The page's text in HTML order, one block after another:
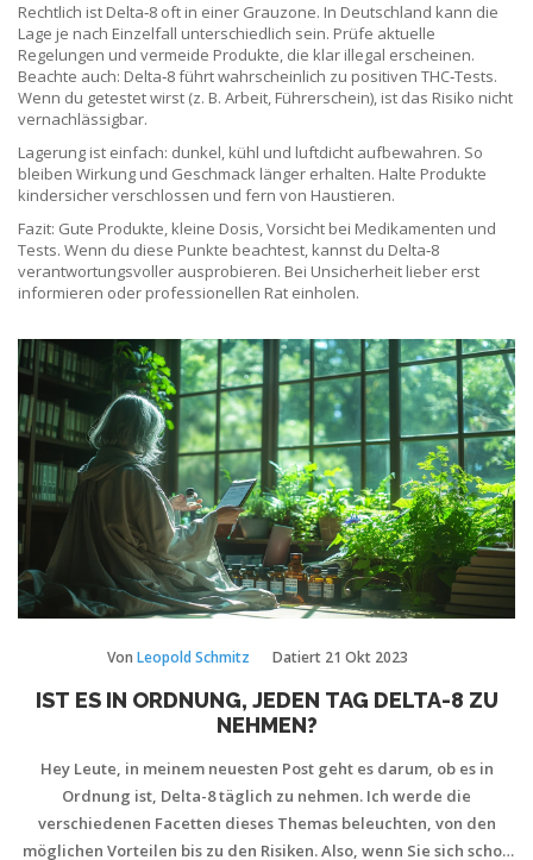
Rechtlich ist Delta‑8 oft in einer Grauzone. In Deutschland kann die
Lage je nach Einzelfall unterschiedlich sein. Prüfe aktuelle
Regelungen und vermeide Produkte, die klar illegal erscheinen.
Beachte auch: Delta‑8 führt wahrscheinlich zu positiven THC‑Tests.
Wenn du getestet wirst (z. B. Arbeit, Führerschein), ist das Risiko nicht
vernachlässigbar.
Lagerung ist einfach: dunkel, kühl und luftdicht aufbewahren. So
bleiben Wirkung und Geschmack länger erhalten. Halte Produkte
kindersicher verschlossen und fern von Haustieren.
Fazit: Gute Produkte, kleine Dosis, Vorsicht bei Medikamenten und
Tests. Wenn du diese Punkte beachtest, kannst du Delta‑8
verantwortungsvoller ausprobieren. Bei Unsicherheit lieber erst
informieren oder professionellen Rat einholen.
Von Leopold Schmitz Datiert 21 Okt 2023
IST ES IN ORDNUNG, JEDEN TAG DELTA-8 ZU
NEHMEN?
Hey Leute, in meinem neuesten Post geht es darum, ob es in
Ordnung ist, Delta-8 täglich zu nehmen. Ich werde die
verschiedenen Facetten dieses Themas beleuchten, von den
möglichen Vorteilen bis zu den Risiken. Also, wenn Sie sich schon